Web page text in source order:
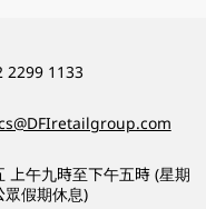
2299 1133
上午九時至下午五時 (星期
假期休息)